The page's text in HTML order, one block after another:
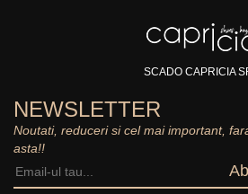
SCADO CAPRICIA
NEWSLETTER
Noutati, reduceri si cel mai important,
asta!!